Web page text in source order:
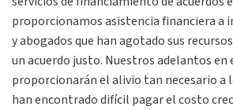
proporcionamos asistencia financiera a
y abogados que han agotado sus
un acuerdo justo. Nuestros adelantos en
proporcionarán el alivio tan necesario a
han encontrado difícil pagar el costo